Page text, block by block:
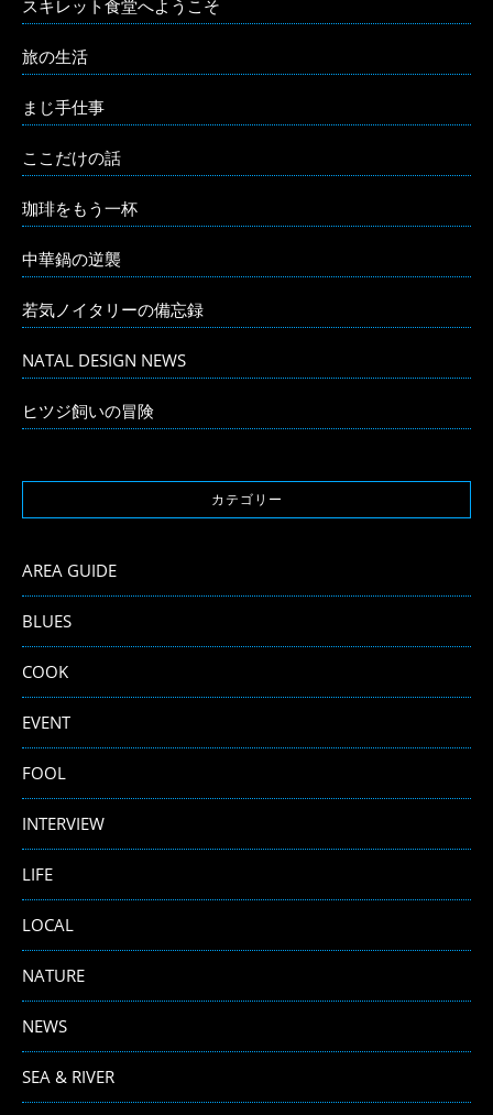
スキレット食堂へようこそ
旅の生活
まじ手仕事
ここだけの話
珈琲をもう一杯
中華鍋の逆襲
若気ノイタリーの備忘録
NATAL DESIGN NEWS
ヒツジ飼いの冒険
カテゴリー
AREA GUIDE
BLUES
COOK
EVENT
FOOL
INTERVIEW
LIFE
LOCAL
NATURE
NEWS
SEA & RIVER